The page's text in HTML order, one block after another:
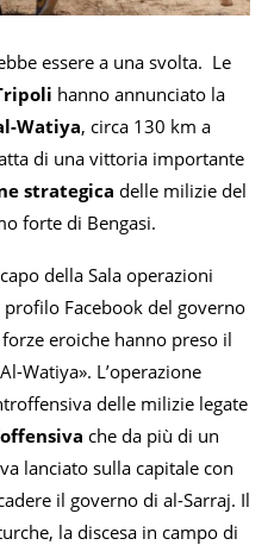
essere a una svolta. Le
hanno annunciato la
Watiya, circa 130 km a
di una vittoria importante
strategica delle milizie del
forte di Bengasi.
della Sala operazioni
Facebook del governo
eroiche hanno preso il
Watiya». L’operazione
delle milizie legate
che da più di un
lanciato sulla capitale con
il governo di al-Sarraj. Il
la discesa in campo di